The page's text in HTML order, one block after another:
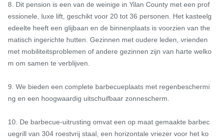
8. Dit pension is een van de weinige in Yilan County met een prof
essionele, luxe lift, geschikt voor 20 tot 36 personen. Het kasteelg
edeelte heeft een glijbaan en de binnenplaats is voorzien van the
matisch ingerichte hutten. Gezinnen met oudere leden, vrienden
met mobiliteitsproblemen of andere gezinnen zijn van harte welko
m om samen te verblijven.
9. We bieden een complete barbecueplaats met regenbeschermi
ng en een hoogwaardig uitschuifbaar zonnescherm.
10. De barbecue-uitrusting omvat een op maat gemaakte barbec
uegrill van 304 roestvrij staal, een horizontale vriezer voor het ko